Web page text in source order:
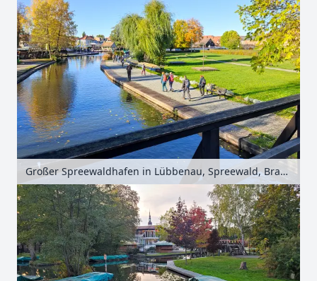
Großer Spreewaldhafen in Lübbenau, Spreewald, Brandenburg, Deutschland